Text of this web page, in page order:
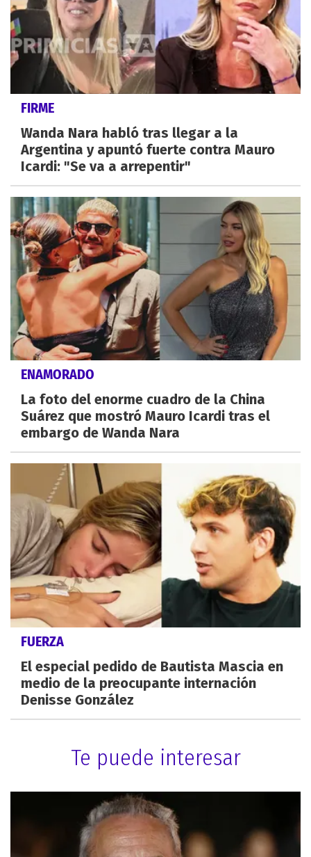
FIRME
Wanda Nara habló tras llegar a la
Argentina y apuntó fuerte contra Mauro
Icardi: "Se va a arrepentir"
ENAMORADO
La foto del enorme cuadro de la China
Suárez que mostró Mauro Icardi tras el
embargo de Wanda Nara
FUERZA
El especial pedido de Bautista Mascia en
medio de la preocupante internación
Denisse González
Te puede interesar